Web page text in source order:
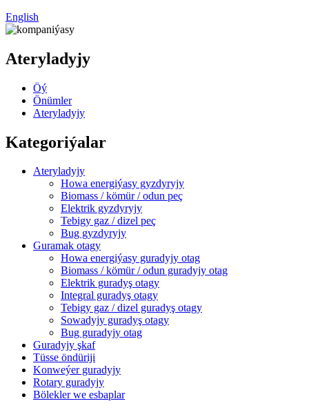
English
Ateryladyjy
Öý
Önümler
Ateryladyjy
Kategoriýalar
Ateryladyjy
Howa energiýasy gyzdyryjy
Biomass / kömür / odun peç
Elektrik gyzdyryjy
Tebigy gaz / dizel peç
Bug gyzdyryjy
Guramak otagy
Howa energiýasy guradyjy otag
Biomass / kömür / odun guradyjy otag
Elektrik guradyş otagy
Integral guradyş otagy
Tebigy gaz / dizel guradyş otagy
Sowadyjy guradyş otagy
Bug guradyjy otag
Guradyjy şkaf
Tüsse öndüriji
Konweýer guradyjy
Rotary guradyjy
Bölekler we esbaplar